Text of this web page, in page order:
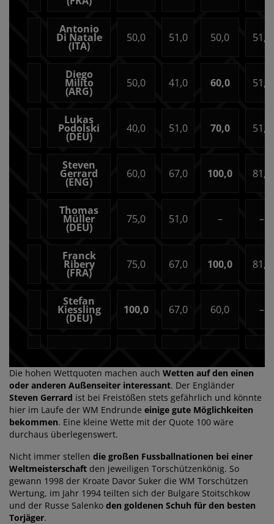
Antonio
Di Natale
(ITA)
50,0 51,0 50,0 51,0
Diego
Milito
(ARG)
50,0 41,0 60,0 51,0
Lukas
Podolski
(DEU)
40,0 51,0 70,0 51,0
Steven
Gerrard
(ENG)
60,0 67,0 100,0 81,0
Thomas
Müller
(DEU)
75,0 51,0 – –
Franck
Ribery
(FRA)
75,0 67,0 100,0 81,0
Stefan
Kiessling
(DEU)
100,0 67,0 60,0 –
Die hohen Wettquoten machen auch Wetten auf den einen
oder anderen Außenseiter interessant. Der Engländer
Steven Gerrard ist bei Freistößen stets gefährlich und könnte
hier im Laufe der WM Endrunde einige gute Möglichkeiten
bekommen. Eine kleine Wette mit der Quote 100 wäre
durchaus überlegenswert.
Nicht immer stellen die großen Fussballnationen bei einer
Weltmeisterschaft den jeweiligen Torschützenkönig. So
gewann 1998 der Kroate Davor Suker die WM Torschützen
Wertung, im Jahr 1994 teilten sich der Bulgare Stoitschkow
und der Russe Salenko den goldenen Schuh für den besten
Torjäger.